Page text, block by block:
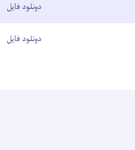
دونلود فایل
دونلود فایل